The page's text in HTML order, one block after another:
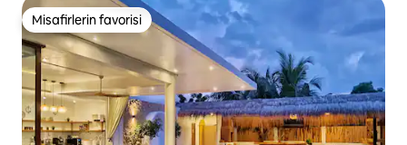
Misafirlerin favorisi
Misafirlerin favorisi